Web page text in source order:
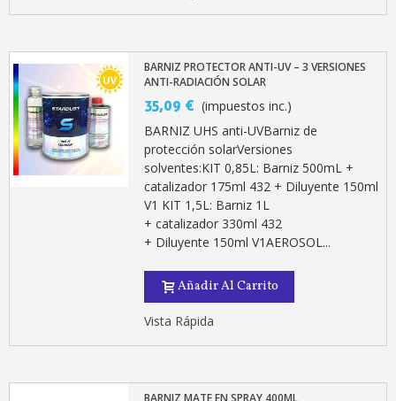
BARNIZ PROTECTOR ANTI-UV – 3 VERSIONES
ANTI-RADIACIÓN SOLAR
35,09 € (impuestos inc.)
BARNIZ UHS anti-UVBarniz de
protección solarVersiones
solventes:KIT 0,85L: Barniz 500mL +
catalizador 175ml 432 + Diluyente 150ml
V1 KIT 1,5L: Barniz 1L
+ catalizador 330ml 432
+ Diluyente 150ml V1AEROSOL...
Añadir Al Carrito
Vista Rápida
BARNIZ MATE EN SPRAY 400ML